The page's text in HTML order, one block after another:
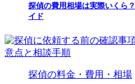
探偵の費用相場は実際いくら
イド
探偵の料金・費用・相場